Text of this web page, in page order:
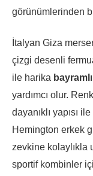
görünümlerinden
İtalyan Giza
çizgi desenli
ile harika
yardımcı olur.
dayanıklı yapısı
Hemington erkek
zevkine kolaylıkla
sportif kombinler